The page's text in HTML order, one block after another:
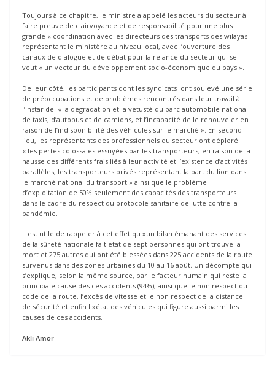
Toujours à ce chapitre, le ministre a appelé les acteurs du secteur à
faire preuve de clairvoyance et de responsabilité pour une plus
grande « coordination avec les directeurs des transports des wilayas
représentant le ministère au niveau local, avec l’ouverture des
canaux de dialogue et de débat pour la relance du secteur qui se
veut « un vecteur du développement socio-économique du pays ».
De leur côté, les participants dont les syndicats ont soulevé une série
de préoccupations et de problèmes rencontrés dans leur travail à
l’instar de « la dégradation et la vétusté du parc automobile national
de taxis, d’autobus et de camions, et l’incapacité de le renouveler en
raison de l’indisponibilité des véhicules sur le marché ». En second
lieu, les représentants des professionnels du secteur ont déploré
« les pertes colossales essuyées par les transporteurs, en raison de la
hausse des différents frais liés à leur activité et l’existence d’activités
parallèles, les transporteurs privés représentant la part du lion dans
le marché national du transport » ainsi que le problème
d’exploitation de 50% seulement des capacités des transporteurs
dans le cadre du respect du protocole sanitaire de lutte contre la
pandémie.
Il est utile de rappeler à cet effet qu »un bilan émanant des services
de la sûreté nationale fait état de sept personnes qui ont trouvé la
mort et 275 autres qui ont été blessées dans 225 accidents de la route
survenus dans des zones urbaines du 10 au 16 août. Un décompte qui
s’explique, selon la même source, par le facteur humain qui reste la
principale cause des ces accidents (94%), ainsi que le non respect du
code de la route, l’excès de vitesse et le non respect de la distance
de sécurité et enfin l »état des véhicules qui figure aussi parmi les
causes de ces accidents.
Akli Amor